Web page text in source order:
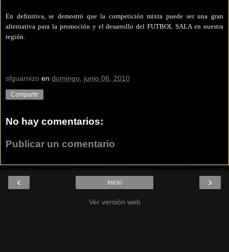
En definitiva, se demostró que la competición mixta puede ser una gran
alternativa para la promoción y el desarrollo del FUTBOL SALA en nuestra
región.
sfguarnizo en domingo, junio 06, 2010
Compartir
No hay comentarios:
Publicar un comentario
‹ ›
Inicio
Ver versión web